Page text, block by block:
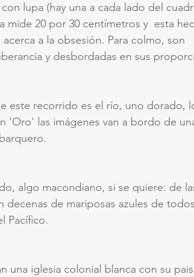
lupa (hay una a cada lado del
mide 20 por 30 centímetros y  esta
a la obsesión. Para colmo, son
y desbordadas en sus
este recorrido es el río, uno dorado,
'Oro' las imágenes van a bordo de
algo macondiano, si se quiere: de
decenas de mariposas azules de
Pacífico.
una iglesia colonial blanca con su